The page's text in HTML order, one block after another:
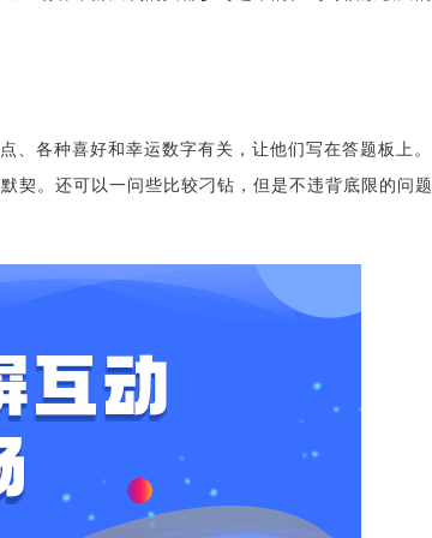
、各种喜好和幸运数字有关，让他们写在答题板上
契。还可以一问些比较刁钻，但是不违背底限的问